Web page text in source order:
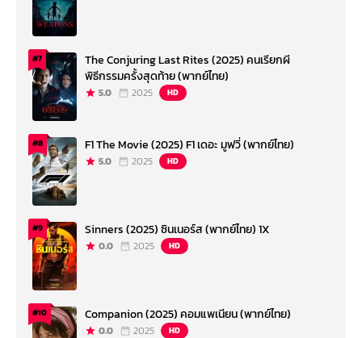
#7
The Conjuring Last Rites (2025) คนเรียกผี
พิธีกรรมครั้งสุดท้าย (พากย์ไทย)
5.0 2025 HD
#8 F1 The Movie (2025) F1 เดอะ มูฟวี่ (พากย์ไทย)
5.0 2025 HD
#9 Sinners (2025) ซินเนอร์ส (พากย์ไทย) 1X
0.0 2025 HD
#10 Companion (2025) คอมแพเนียน (พากย์ไทย)
0.0 2025 HD